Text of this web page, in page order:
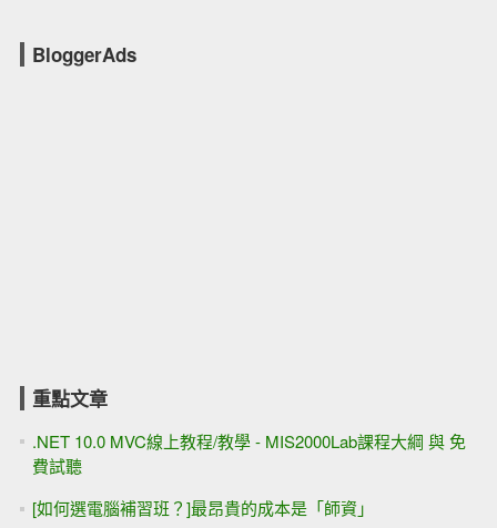
BloggerAds
重點文章
.NET 10.0 MVC線上教程/教學 - MIS2000Lab課程大綱 與 免
費試聽
[如何選電腦補習班？]最昂貴的成本是「師資」